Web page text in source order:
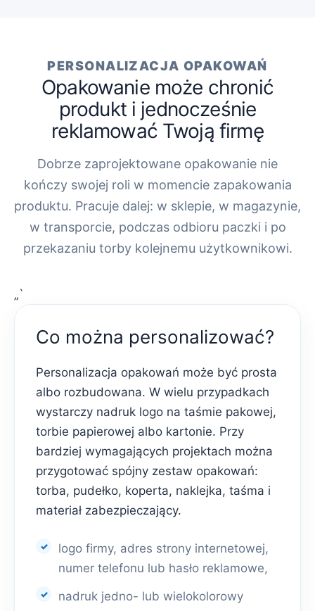
PERSONALIZACJA OPAKOWAŃ
Opakowanie może chronić
produkt i jednocześnie
reklamować Twoją firmę
Dobrze zaprojektowane opakowanie nie
kończy swojej roli w momencie zapakowania
produktu. Pracuje dalej: w sklepie, w magazynie,
w transporcie, podczas odbioru paczki i po
przekazaniu torby kolejnemu użytkownikowi.
„`
Co można personalizować?
Personalizacja opakowań może być prosta
albo rozbudowana. W wielu przypadkach
wystarczy nadruk logo na taśmie pakowej,
torbie papierowej albo kartonie. Przy
bardziej wymagających projektach można
przygotować spójny zestaw opakowań:
torba, pudełko, koperta, naklejka, taśma i
materiał zabezpieczający.
logo firmy, adres strony internetowej,
numer telefonu lub hasło reklamowe,
nadruk jedno- lub wielokolorowy